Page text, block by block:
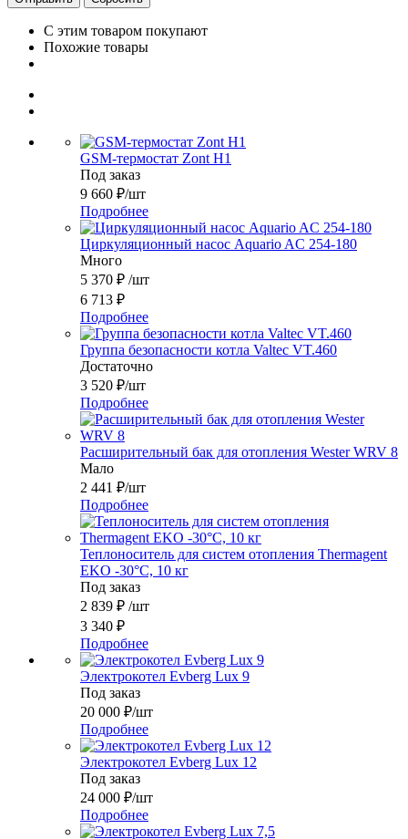
С этим товаром покупают
Похожие товары
GSM-термостат Zont H1
Под заказ
9 660 ₽/шт
Подробнее
Циркуляционный насос Aquario AC 254-180
Много
5 370 ₽ /шт
6 713 ₽
Подробнее
Группа безопасности котла Valtec VT.460
Достаточно
3 520 ₽/шт
Подробнее
Расширительный бак для отопления Wester WRV 8
Мало
2 441 ₽/шт
Подробнее
Теплоноситель для систем отопления Thermagent
EKO -30°C, 10 кг
Под заказ
2 839 ₽ /шт
3 340 ₽
Подробнее
Электрокотел Evberg Lux 9
Под заказ
20 000 ₽/шт
Подробнее
Электрокотел Evberg Lux 12
Под заказ
24 000 ₽/шт
Подробнее